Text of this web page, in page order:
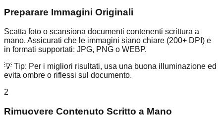
Preparare Immagini Originali
Scatta foto o scansiona documenti contenenti scrittura a
mano. Assicurati che le immagini siano chiare (200+ DPI) e
in formati supportati: JPG, PNG o WEBP.
💡 Tip: Per i migliori risultati, usa una buona illuminazione ed
evita ombre o riflessi sul documento.
2
Rimuovere Contenuto Scritto a Mano